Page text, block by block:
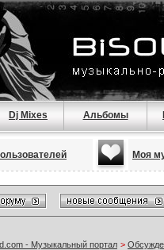
Dj Mixes Альбомы
Моя
- Музыкальный портал >